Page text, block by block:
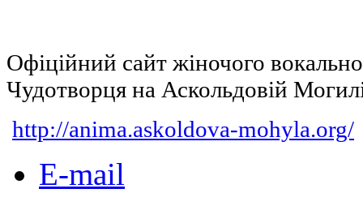
Офіційний сайт жіночого
Чудотворця на Аскольдовій
http://anima.askoldova-mohyla.org/
E-mail